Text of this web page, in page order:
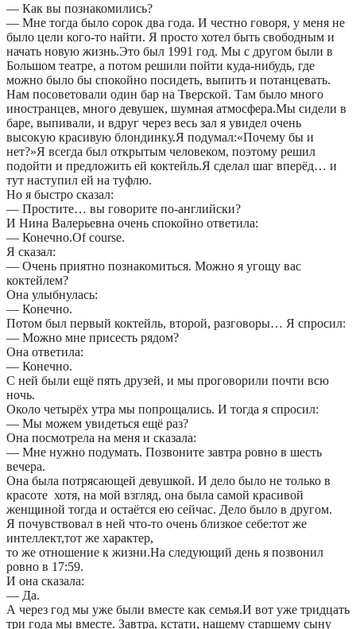
— Как вы познакомились?
— Мне тогда было сорок два года. И честно говоря, у меня не
было цели кого-то найти. Я просто хотел быть свободным и
начать новую жизнь.Это был 1991 год. Мы с другом были в
Большом театре, а потом решили пойти куда-нибудь, где
можно было бы спокойно посидеть, выпить и потанцевать.
Нам посоветовали один бар на Тверской. Там было много
иностранцев, много девушек, шумная атмосфера.Мы сидели в
баре, выпивали, и вдруг через весь зал я увидел очень
высокую красивую блондинку.Я подумал:«Почему бы и
нет?»Я всегда был открытым человеком, поэтому решил
подойти и предложить ей коктейль.Я сделал шаг вперёд… и
тут наступил ей на туфлю.
Но я быстро сказал:
— Простите… вы говорите по-английски?
И Нина Валерьевна очень спокойно ответила:
— Конечно.Of course.
Я сказал:
— Очень приятно познакомиться. Можно я угощу вас
коктейлем?
Она улыбнулась:
— Конечно.
Потом был первый коктейль, второй, разговоры… Я спросил:
— Можно мне присесть рядом?
Она ответила:
— Конечно.
С ней были ещё пять друзей, и мы проговорили почти всю
ночь.
Около четырёх утра мы попрощались. И тогда я спросил:
— Мы можем увидеться ещё раз?
Она посмотрела на меня и сказала:
— Мне нужно подумать. Позвоните завтра ровно в шесть
вечера.
Она была потрясающей девушкой. И дело было не только в
красоте хотя, на мой взгляд, она была самой красивой
женщиной тогда и остаётся ею сейчас. Дело было в другом.
Я почувствовал в ней что-то очень близкое себе:тот же
интеллект,тот же характер,
то же отношение к жизни.На следующий день я позвонил
ровно в 17:59.
И она сказала:
— Да.
А через год мы уже были вместе как семья.И вот уже тридцать
три года мы вместе. Завтра, кстати, нашему старшему сыну